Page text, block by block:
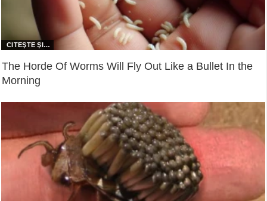
The Horde Of Worms Will Fly Out Like a Bullet In the
Morning